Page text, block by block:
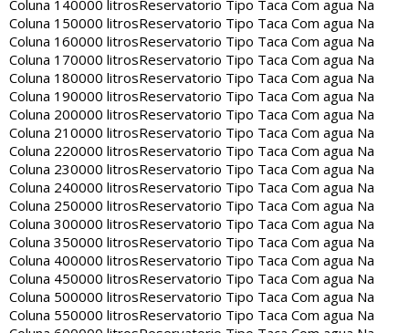
Coluna 140000 litrosReservatorio Tipo Taca Com agua Na
Coluna 150000 litrosReservatorio Tipo Taca Com agua Na
Coluna 160000 litrosReservatorio Tipo Taca Com agua Na
Coluna 170000 litrosReservatorio Tipo Taca Com agua Na
Coluna 180000 litrosReservatorio Tipo Taca Com agua Na
Coluna 190000 litrosReservatorio Tipo Taca Com agua Na
Coluna 200000 litrosReservatorio Tipo Taca Com agua Na
Coluna 210000 litrosReservatorio Tipo Taca Com agua Na
Coluna 220000 litrosReservatorio Tipo Taca Com agua Na
Coluna 230000 litrosReservatorio Tipo Taca Com agua Na
Coluna 240000 litrosReservatorio Tipo Taca Com agua Na
Coluna 250000 litrosReservatorio Tipo Taca Com agua Na
Coluna 300000 litrosReservatorio Tipo Taca Com agua Na
Coluna 350000 litrosReservatorio Tipo Taca Com agua Na
Coluna 400000 litrosReservatorio Tipo Taca Com agua Na
Coluna 450000 litrosReservatorio Tipo Taca Com agua Na
Coluna 500000 litrosReservatorio Tipo Taca Com agua Na
Coluna 550000 litrosReservatorio Tipo Taca Com agua Na